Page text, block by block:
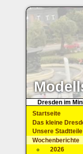
Dresden im
Startseite
Das kleine
Unsere Stadtteile
Wochenberichte
2026